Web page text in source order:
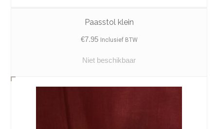
Paasstol klein
€7.95 Inclusief BTW
Niet beschikbaar